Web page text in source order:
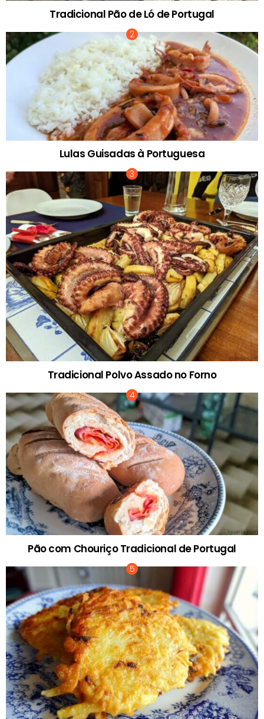
Tradicional Pão de Ló de Portugal
Lulas Guisadas à Portuguesa
Tradicional Polvo Assado no Forno
Pão com Chouriço Tradicional de Portugal